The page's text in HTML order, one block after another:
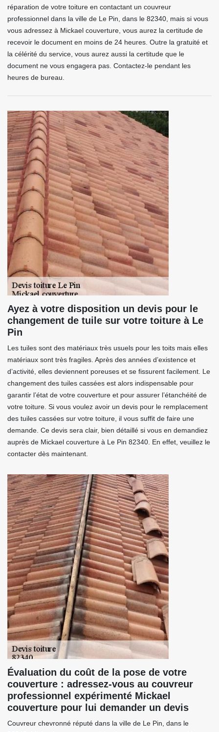
réparation de votre toiture en contactant un couvreur
professionnel dans la ville de Le Pin, dans le 82340, mais si vous
vous adressez à Mickael couverture, vous aurez la certitude de
recevoir le document en moins de 24 heures. Outre la gratuité et
la célérité du service, vous aurez aussi la certitude que le
document ne vous engagera pas. Contactez-le pendant les
heures de bureau.
Ayez à votre disposition un devis pour le
changement de tuile sur votre toiture à Le
Pin
Les tuiles sont des matériaux très usuels pour les toits mais elles
matériaux sont très fragiles. Après des années d’existence et
d’activité, elles deviennent poreuses et se fissurent facilement. Le
changement des tuiles cassées est alors indispensable pour
garantir l’état de votre couverture et pour assurer l’étanchéité de
votre toiture. Si vous voulez avoir un devis pour le remplacement
des tuiles cassées sur votre toiture, il vous suffit de faire une
demande. Ce devis sera clair, bien détaillé si vous en demandiez
auprès de Mickael couverture à Le Pin 82340. En effet, veuillez le
contacter dès maintenant.
Évaluation du coût de la pose de votre
couverture : adressez-vous au couvreur
professionnel expérimenté Mickael
couverture pour lui demander un devis
Couvreur chevronné réputé dans la ville de Le Pin, dans le